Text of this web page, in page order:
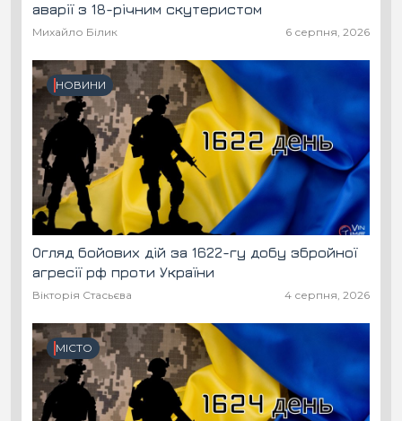
аварії з 18-річним скутеристом
Михайло Білик 6 серпня, 2026
НОВИНИ
Огляд бойових дій за 1622-гу добу збройної
агресії рф проти України
Вікторія Стасьєва 4 серпня, 2026
МІСТО